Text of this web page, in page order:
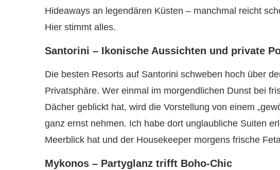
Hideaways an legendären Küsten – manchmal reicht
Hier stimmt alles.
Santorini – Ikonische Aussichten und private
Die besten Resorts auf Santorini schweben hoch über
Privatsphäre. Wer einmal im morgendlichen Dunst bei
Dächer geblickt hat, wird die Vorstellung von einem
ganz ernst nehmen. Ich habe dort unglaubliche Suiten
Meerblick hat und der Housekeeper morgens frische
Mykonos – Partyglanz trifft Boho-Chic